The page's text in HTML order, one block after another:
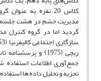
کلاس 20 نفره به
گردید اما در گروه کنترل
تجزیه و تحلیل داده ها